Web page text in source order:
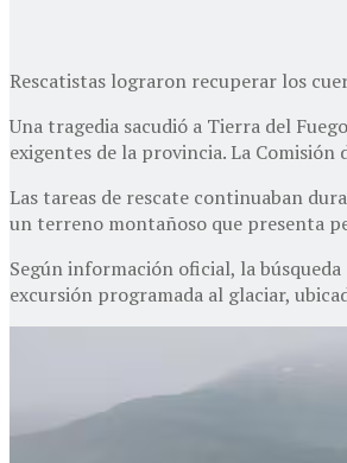
Rescatistas lograron recuperar los
Una tragedia sacudió a Tierra del
exigentes de la provincia. La
Las tareas de rescate continuaban
un terreno montañoso que presenta
Según información oficial, la
excursión programada al glaciar,